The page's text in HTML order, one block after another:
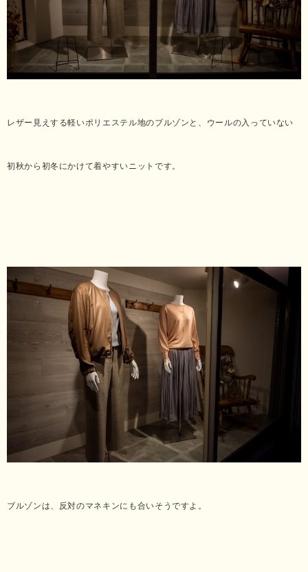
レザー見えする軽いポリエステル地のブルゾンと、ウールの入っていない
初秋から初冬にかけて着やすいニットです。
ブルゾンは、反対のマネキンにも合いそうですよ。